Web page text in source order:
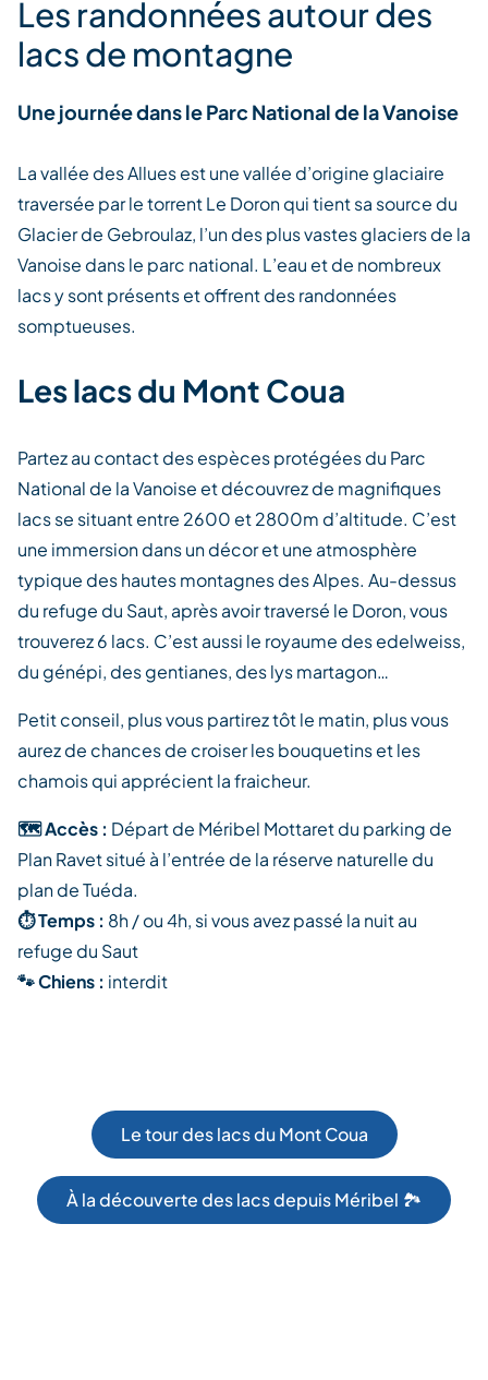
Les randonnées autour des
lacs de montagne
Une journée dans le Parc National de la Vanoise
La vallée des Allues est une vallée d’origine glaciaire
traversée par le torrent Le Doron qui tient sa source du
Glacier de Gebroulaz, l’un des plus vastes glaciers de la
Vanoise dans le parc national. L’eau et de nombreux
lacs y sont présents et offrent des randonnées
somptueuses.
Les lacs du Mont Coua
Partez au contact des espèces protégées du Parc
National de la Vanoise et découvrez de magnifiques
lacs se situant entre 2600 et 2800m d’altitude. C’est
une immersion dans un décor et une atmosphère
typique des hautes montagnes des Alpes. Au-dessus
du refuge du Saut, après avoir traversé le Doron, vous
trouverez 6 lacs. C’est aussi le royaume des edelweiss,
du génépi, des gentianes, des lys martagon…
Petit conseil, plus vous partirez tôt le matin, plus vous
aurez de chances de croiser les bouquetins et les
chamois qui apprécient la fraicheur.
🗺️ Accès : Départ de Méribel Mottaret du parking de
Plan Ravet situé à l’entrée de la réserve naturelle du
plan de Tuéda.
⏱️ Temps : 8h / ou 4h, si vous avez passé la nuit au
refuge du Saut
🐾 Chiens : interdit
Le tour des lacs du Mont Coua
À la découverte des lacs depuis Méribel 🏞️